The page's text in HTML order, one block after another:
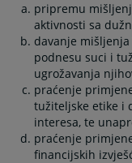
pripremu
aktivnosti sa
davanje
podnesu suci i
ugrožavanja
praćenje
tužiteljske etike i
interesa, te
praćenje
financijskih